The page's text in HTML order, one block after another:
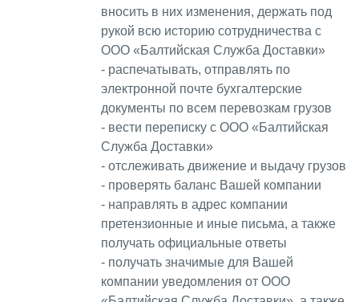
вносить в них изменения, держать под
рукой всю историю сотрудничества с
ООО «Балтийская Служба Доставки»
- распечатывать, отправлять по
электронной почте бухгалтерские
документы по всем перевозкам грузов
- вести переписку с ООО «Балтийская
Служба Доставки»
- отслеживать движение и выдачу грузов
- проверять баланс Вашей компании
- направлять в адрес компании
претензионные и иные письма, а также
получать официальные ответы
- получать значимые для Вашей
компании уведомления от ООО